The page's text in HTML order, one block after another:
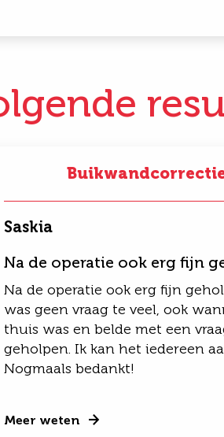
Saskia
Na de operatie ook erg fijn
Na de operatie ook erg fijn
was geen vraag te veel, ook
thuis was en belde met een
geholpen. Ik kan het iedereen
Nogmaals bedankt!
Meer weten